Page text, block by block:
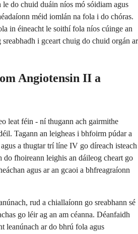
do chuid duáin níos mó sóidiam agus
méid iomlán na fola i do chóras.
in éineacht le soithí fola níos cúinge an
i gceart chuig do chuid orgán ar
Angiotensin II a
leat féin - ní thugann ach gairmithe
Tagann an leigheas i bhfoirm púdar a
a thugtar trí líne IV go díreach isteach
fhoireann leighis an dáileog cheart go
agus ar an gcaoi a bhfreagraíonn
rud a chiallaíonn go sreabhann sé
go léir ag an am céanna. Déanfaidh
leanúnach ar do bhrú fola agus